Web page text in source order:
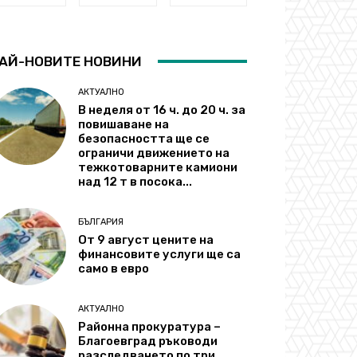
НОВИТЕ НОВИНИ
АКТУАЛНО
В неделя от 16 ч. до 20 ч. за
повишаване на
безопасността ще се
ограничи движението на
тежкотоварните камиони
над 12 т в посока...
БЪЛГАРИЯ
От 9 август цените на
финансовите услуги ще са
само в евро
АКТУАЛНО
Районна прокуратура –
Благоевград ръководи